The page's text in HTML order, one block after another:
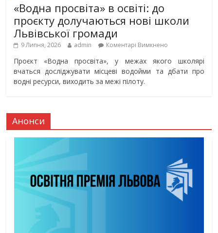
«Водна просвіта» в освіті: до
проєкту долучаються нові школи
Львівської громади
9 Липня, 2026 admin Коментарі Вимкнено
Проєкт «Водна просвіта», у межах якого школярі
вчаться досліджувати місцеві водойми та дбати про
водні ресурси, виходить за межі пілоту.
Анонси